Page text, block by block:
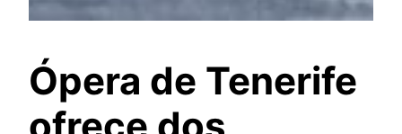
Ópera de Tenerife